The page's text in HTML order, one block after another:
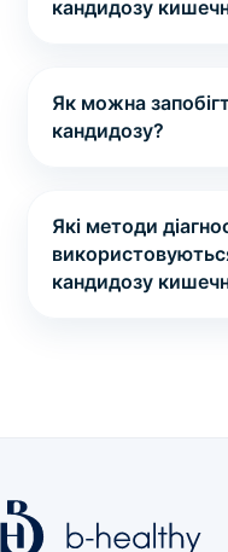
кандидозу
Як можна
кандидозу?
Які методи
кандидозу